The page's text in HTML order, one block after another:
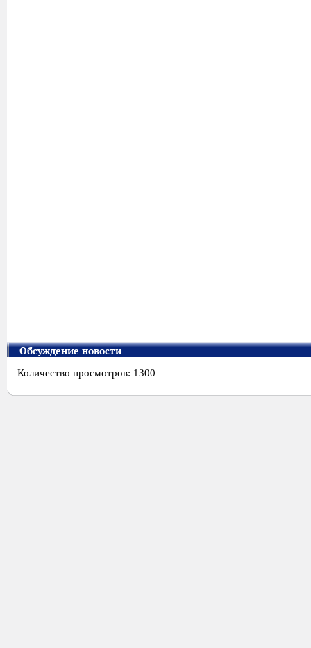
Обсуждение новости
Количество просмотров: 1300